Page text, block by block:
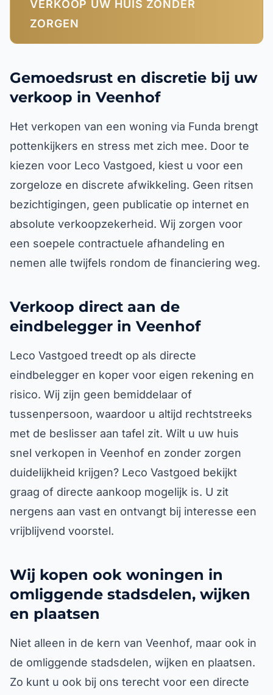
VERKOOP UW HUIS ZONDER
ZORGEN
Gemoedsrust en discretie bij uw
verkoop in Veenhof
Het verkopen van een woning via Funda brengt
pottenkijkers en stress met zich mee. Door te
kiezen voor Leco Vastgoed, kiest u voor een
zorgeloze en discrete afwikkeling. Geen ritsen
bezichtigingen, geen publicatie op internet en
absolute verkoopzekerheid. Wij zorgen voor
een soepele contractuele afhandeling en
nemen alle twijfels rondom de financiering weg.
Verkoop direct aan de
eindbelegger in Veenhof
Leco Vastgoed treedt op als directe
eindbelegger en koper voor eigen rekening en
risico. Wij zijn geen bemiddelaar of
tussenpersoon, waardoor u altijd rechtstreeks
met de beslisser aan tafel zit. Wilt u uw huis
snel verkopen in Veenhof en zonder zorgen
duidelijkheid krijgen? Leco Vastgoed bekijkt
graag of directe aankoop mogelijk is. U zit
nergens aan vast en ontvangt bij interesse een
vrijblijvend voorstel.
Wij kopen ook woningen in
omliggende stadsdelen, wijken
en plaatsen
Niet alleen in de kern van Veenhof, maar ook in
de omliggende stadsdelen, wijken en plaatsen.
Zo kunt u ook bij ons terecht voor een directe